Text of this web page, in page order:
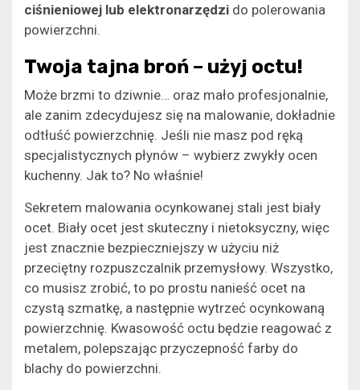
ciśnieniowej lub elektronarzędzi do polerowania
powierzchni.
Twoja tajna broń – użyj octu!
Może brzmi to dziwnie… oraz mało profesjonalnie,
ale zanim zdecydujesz się na malowanie, dokładnie
odtłuść powierzchnię. Jeśli nie masz pod ręką
specjalistycznych płynów – wybierz zwykły ocen
kuchenny. Jak to? No właśnie!
Sekretem malowania ocynkowanej stali jest biały
ocet. Biały ocet jest skuteczny i nietoksyczny, więc
jest znacznie bezpieczniejszy w użyciu niż
przeciętny rozpuszczalnik przemysłowy. Wszystko,
co musisz zrobić, to po prostu nanieść ocet na
czystą szmatkę, a następnie wytrzeć ocynkowaną
powierzchnię. Kwasowość octu będzie reagować z
metalem, polepszając przyczepność farby do
blachy do powierzchni.